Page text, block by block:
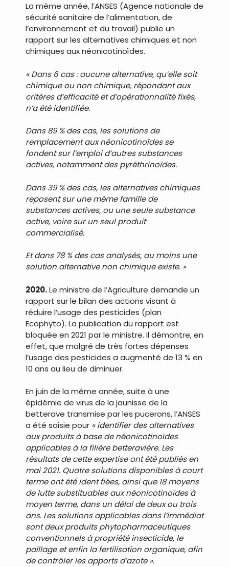
La même année, l’ANSES (Agence nationale de
sécurité sanitaire de l’alimentation, de
l’environnement et du travail) publie un
rapport sur les alternatives chimiques et non
chimiques aux néonicotinoïdes.
« Dans 6 cas : aucune alternative, qu’elle soit
chimique ou non chimique, répondant aux
critères d’efficacité et d’opérationnalité fixés,
n’a été identifiée.
Dans 89 % des cas, les solutions de
remplacement aux néonicotinoïdes se
fondent sur l’emploi d’autres substances
actives, notamment des pyréthrinoïdes.
Dans 39 % des cas, les alternatives chimiques
reposent sur une même famille de
substances actives, ou une seule substance
active, voire sur un seul produit
commercialisé.
Et dans 78 % des cas analysés, au moins une
solution alternative non chimique existe. »
2020.Le ministre de l’Agriculture demande un
rapport sur le bilan des actions visant à
réduire l’usage des pesticides (plan
Ecophyto). La publication du rapport est
bloquée en 2021 par le ministre. Il démontre, en
effet, que malgré de très fortes dépenses
l’usage des pesticides a augmenté de 13 % en
10 ans au lieu de diminuer.
En juin de la même année, suite à une
épidémie de virus de la jaunisse de la
betterave transmise par les pucerons, l’ANSES
a été saisie pour « identifier des alternatives
aux produits à base de néonicotinoïdes
applicables à la filière betteravière. Les
résultats de cette expertise ont été publiés en
mai 2021. Quatre solutions disponibles à court
terme ont été ident fiées, ainsi que 18 moyens
de lutte substituables aux néonicotinoïdes à
moyen terme, dans un délai de deux ou trois
ans. Les solutions applicables dans l’immédiat
sont deux produits phytopharmaceutiques
conventionnels à propriété insecticide, le
paillage et enfin la fertilisation organique, afin
de contrôler les apports d’azote ».